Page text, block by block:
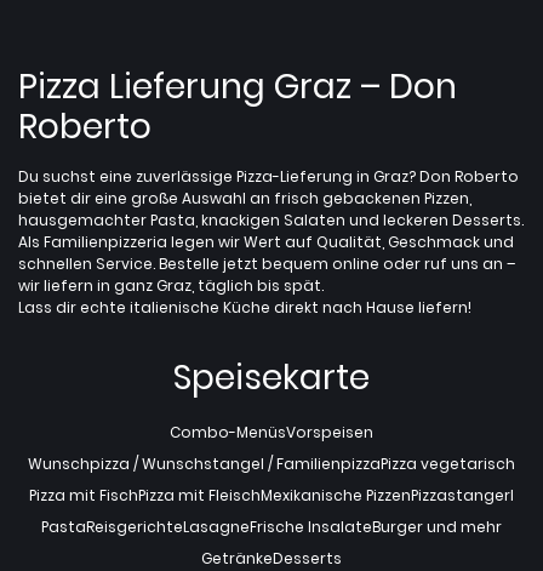
Pizza Lieferung Graz – Don
Roberto
Du suchst eine zuverlässige Pizza-Lieferung in Graz? Don Roberto
bietet dir eine große Auswahl an frisch gebackenen Pizzen,
hausgemachter Pasta, knackigen Salaten und leckeren Desserts.
Als Familienpizzeria legen wir Wert auf Qualität, Geschmack und
schnellen Service. Bestelle jetzt bequem online oder ruf uns an –
wir liefern in ganz Graz, täglich bis spät.
Lass dir echte italienische Küche direkt nach Hause liefern!
Speisekarte
Combo-MenüsVorspeisen
Wunschpizza / Wunschstangel / FamilienpizzaPizza vegetarisch
Pizza mit FischPizza mit FleischMexikanische PizzenPizzastangerl
PastaReisgerichteLasagneFrische InsalateBurger und mehr
GetränkeDesserts